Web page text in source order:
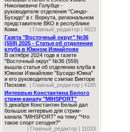
Николаевиче Голубце -
руководителе отделения "Синдо-
Бусидо" в г. Воркута, региональном
представителе ВКО в республике
Коми.
| Главный_редактор | 4823
Газета "Восточный округ" №36
(559) 2025 - Статья об отделении
клуба в Южном Измайлове
В октябре 2024 годв в газете
"Восточный округ" №36 (559)
вышла статья об отделении клуба в
Южном Измайлове "Бусидо-Южка"
и его руководителе сэмпае Викторе
Пескове.
| Главный_редактор | 4185
Интервью Константина Белого
стрим-каналу "MIHSPORT"
5 декабря Константин Белый дал
большое интервью для стрим-
канала "MIHSPORT" на тему "Что
такое спорт сегодня?"
| Главный_редактор | 11033